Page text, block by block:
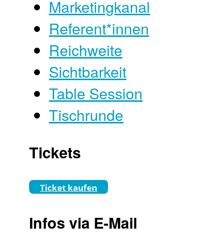
Marketingkanal
Referent*innen
Reichweite
Sichtbarkeit
Table Session
Tischrunde
Tickets
Ticket kaufen
Infos via E-Mail